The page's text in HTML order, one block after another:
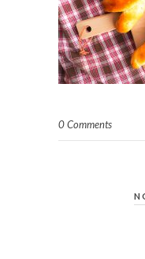
0 Comments